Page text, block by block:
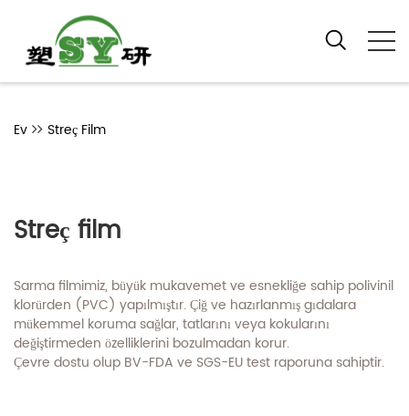
Ev Streç Film
Streç film
Sarma filmimiz, büyük mukavemet ve esnekliğe sahip polivinil
klorürden (PVC) yapılmıştır. Çiğ ve hazırlanmış gıdalara
mükemmel koruma sağlar, tatlarını veya kokularını
değiştirmeden özelliklerini bozulmadan korur.
Çevre dostu olup BV-FDA ve SGS-EU test raporuna sahiptir.